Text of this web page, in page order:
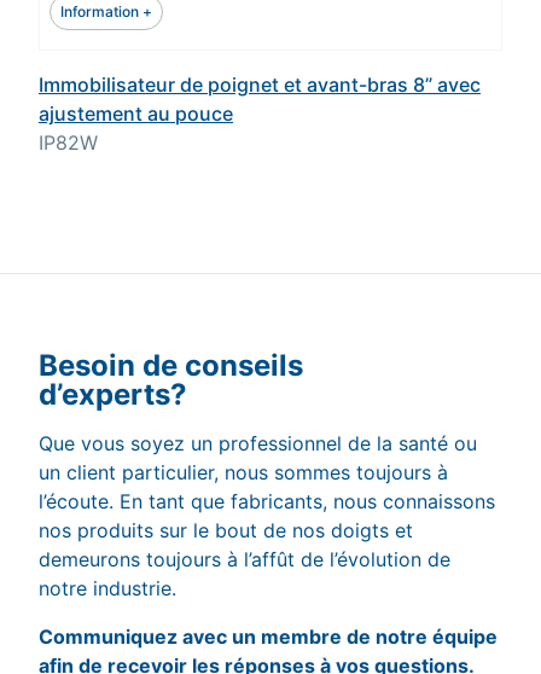
Information +
Immobilisateur de poignet et avant-bras 8” avec
ajustement au pouce
IP82W
Besoin de conseils
d’experts?
Que vous soyez un professionnel de la santé ou
un client particulier, nous sommes toujours à
l’écoute. En tant que fabricants, nous connaissons
nos produits sur le bout de nos doigts et
demeurons toujours à l’affût de l’évolution de
notre industrie.
Communiquez avec un membre de notre équipe
afin de recevoir les réponses à vos questions.